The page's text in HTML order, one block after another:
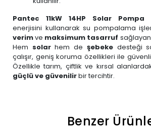
Pantec 11kW 14HP Solar Pompa
enerjisini kullanarak su pompalama
verimve maksimum tasarruf sağlayan
Hem solarhem de şebekedesteği
çalışır, geniş koruma özellikleri ile
Özellikle tarım, çiftlik ve kırsal
güçlü ve güvenilirbir tercihtir.
Benzer